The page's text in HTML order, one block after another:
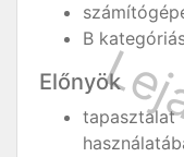
B
Előnyök